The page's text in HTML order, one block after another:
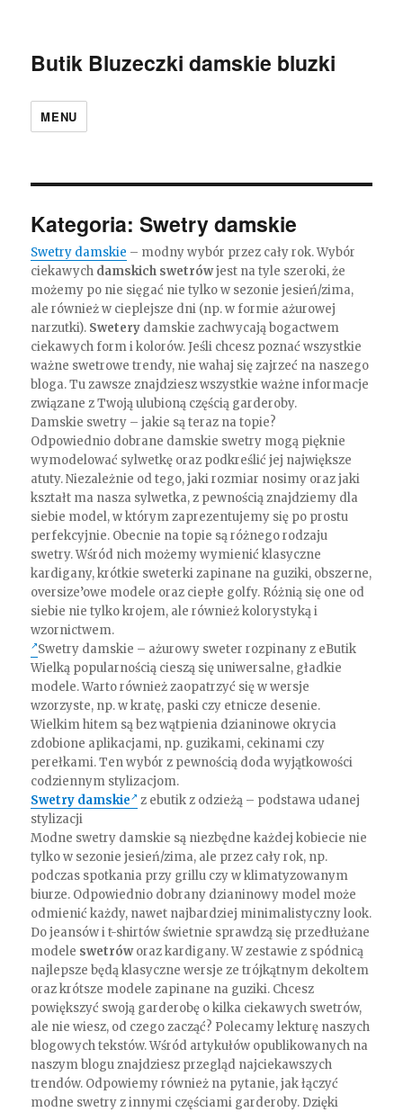
Butik Bluzeczki damskie bluzki
MENU
Kategoria:Swetry damskie
Swetry damskie – modny wybór przez cały rok. Wybór
ciekawych damskich swetrówjest na tyle szeroki, że
możemy po nie sięgać nie tylko w sezonie jesień/zima,
ale również w cieplejsze dni (np. w formie ażurowej
narzutki). Swetery damskie zachwycają bogactwem
ciekawych form i kolorów. Jeśli chcesz poznać wszystkie
ważne swetrowe trendy, nie wahaj się zajrzeć na naszego
bloga. Tu zawsze znajdziesz wszystkie ważne informacje
związane z Twoją ulubioną częścią garderoby.
Damskie swetry – jakie są teraz na topie?
Odpowiednio dobrane damskie swetry mogą pięknie
wymodelować sylwetkę oraz podkreślić jej największe
atuty. Niezależnie od tego, jaki rozmiar nosimy oraz jaki
kształt ma nasza sylwetka, z pewnością znajdziemy dla
siebie model, w którym zaprezentujemy się po prostu
perfekcyjnie. Obecnie na topie są różnego rodzaju
swetry. Wśród nich możemy wymienić klasyczne
kardigany, krótkie sweterki zapinane na guziki, obszerne,
oversize’owe modele oraz ciepłe golfy. Różnią się one od
siebie nie tylko krojem, ale również kolorystyką i
wzornictwem.
Swetry damskie – ażurowy sweter rozpinany z eButik
Wielką popularnością cieszą się uniwersalne, gładkie
modele. Warto również zaopatrzyć się w wersje
wzorzyste, np. w kratę, paski czy etnicze desenie.
Wielkim hitem są bez wątpienia dzianinowe okrycia
zdobione aplikacjami, np. guzikami, cekinami czy
perełkami. Ten wybór z pewnością doda wyjątkowości
codziennym stylizacjom.
Swetry damskie
z ebutik z odzieżą – podstawa udanej
stylizacji
Modne swetry damskie są niezbędne każdej kobiecie nie
tylko w sezonie jesień/zima, ale przez cały rok, np.
podczas spotkania przy grillu czy w klimatyzowanym
biurze. Odpowiednio dobrany dzianinowy model może
odmienić każdy, nawet najbardziej minimalistyczny look.
Do jeansów i t-shirtów świetnie sprawdzą się przedłużane
modele swetróworaz kardigany. W zestawie z spódnicą
najlepsze będą klasyczne wersje ze trójkątnym dekoltem
oraz krótsze modele zapinane na guziki. Chcesz
powiększyć swoją garderobę o kilka ciekawych swetrów,
ale nie wiesz, od czego zacząć? Polecamy lekturę naszych
blogowych tekstów. Wśród artykułów opublikowanych na
naszym blogu znajdziesz przegląd najciekawszych
trendów. Odpowiemy również na pytanie, jak łączyć
modne swetry z innymi częściami garderoby. Dzięki